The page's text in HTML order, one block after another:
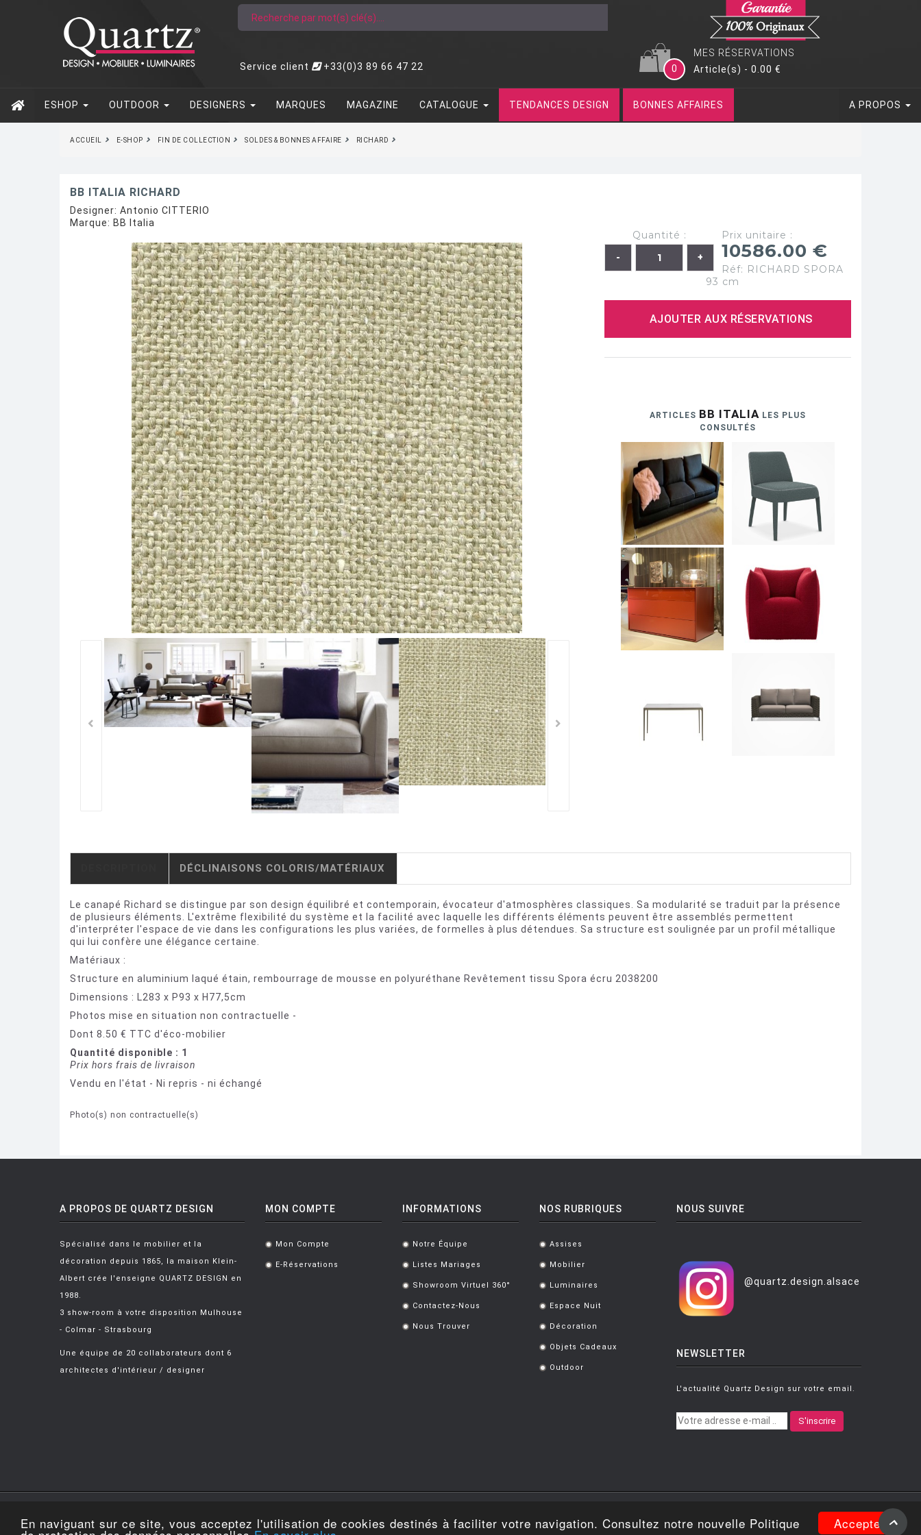
Accepter
En naviguant sur ce site, vous acceptez l'utilisation de cookies destinés à faciliter votre navigation. Consultez notre nouvelle Politique
Service client +33(0)3 89 66 47 22
MES RÉSERVATIONS
0
Article(s) - 0.00 €
ESHOP OUTDOOR DESIGNERS MARQUES MAGAZINE CATALOGUE TENDANCES DESIGN BONNES AFFAIRES A PROPOS
ACCUEIL E-SHOP FIN DE COLLECTION SOLDES & BONNES AFFAIRE RICHARD
BB ITALIA RICHARD
Designer: Antonio CITTERIO
Marque: BB Italia
Quantité : Prix unitaire :
10586.00 €
Réf: RICHARD SPORA
93 cm
AJOUTER AUX RÉSERVATIONS
ARTICLES BB ITALIA LES PLUS
CONSULTÉS
DÉCLINAISONS COLORIS/MATÉRIAUX
Le canapé Richard se distingue par son design équilibré et contemporain, évocateur d'atmosphères classiques. Sa modularité se traduit par la présence
de plusieurs éléments. L'extrême flexibilité du système et la facilité avec laquelle les différents éléments peuvent être assemblés permettent
d'interpréter l'espace de vie dans les configurations les plus variées, de formelles à plus détendues. Sa structure est soulignée par un profil métallique
qui lui confère une élégance certaine.
Matériaux :
Structure en aluminium laqué étain, rembourrage de mousse en polyuréthane Revêtement tissu Spora écru 2038200
Dimensions : L283 x P93 x H77,5cm
Photos mise en situation non contractuelle -
Dont 8.50 € TTC d'éco-mobilier
Quantité disponible : 1
Prix hors frais de livraison
Vendu en l'état - Ni repris - ni échangé
Photo(s) non contractuelle(s)
A PROPOS DE QUARTZ DESIGN
Spécialisé dans le mobilier et la
décoration depuis 1865, la maison Klein-
Albert crée l'enseigne QUARTZ DESIGN en
1988.
3 show-room à votre disposition Mulhouse
- Colmar - Strasbourg
Une équipe de 20 collaborateurs dont 6
architectes d'intérieur / designer
MON COMPTE
. Mon Compte
. E-Réservations
INFORMATIONS
. Notre Équipe
. Listes Mariages
. Showroom Virtuel 360°
. Contactez-Nous
. Nous Trouver
NOS RUBRIQUES
. Assises
. Mobilier
. Luminaires
. Espace Nuit
. Décoration
. Objets Cadeaux
. Outdoor
NOUS SUIVRE
@quartz.design.alsace
NEWSLETTER
L'actualité Quartz Design sur votre email.
S'inscrire
Conditions générales de
vente